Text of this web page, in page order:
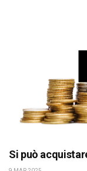
Si può